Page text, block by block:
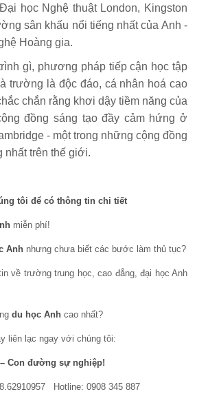
học Nghệ thuật London, Kingston
sân khấu nổi tiếng nhất của Anh -
Hoàng gia.
gì, phương pháp tiếp cận học tập
trường là độc đáo, cá nhân hoá cao
chắn rằng khơi dậy tiềm năng của
đồng sáng tạo đầy cảm hứng ở
- một trong những cộng đồng
nhất trên thế giới.
tôi để có thông tin chi tiết
miễn phí!
Anh nhưng chưa biết các bước làm thủ tục?
về trường trung học, cao đẳng, đại học Anh
du học Anh cao nhất?
liên lạc ngay với chúng tôi:
– Con đường sự nghiệp!
Hotline: 0908 345 887